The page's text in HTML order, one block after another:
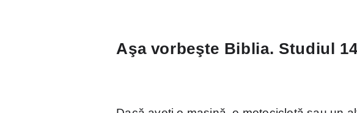
Aşa vorbeşte Biblia. Studiul